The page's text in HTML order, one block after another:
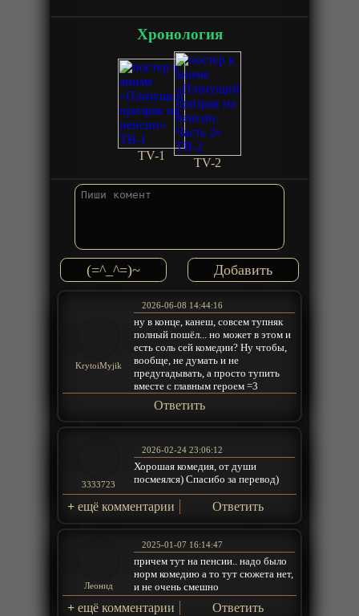
Хронология
TV-1
TV-2
(=^_^=)~
KrytoiMyjik
2026-06-08 14:44:16
ну в конце, канеш, совсем тупняк
полный пошёл... но может в этом и
есть соль сей комедии? Ну чтобы,
вообще, не думать и не
предугадывать, а просто тупить
вместе с главным героем =3
Ответить
3333723
2026-02-24 23:06:12
Хорошая комедия, от души
посмеялся) Спасибо за перевод)
+ ещё комментарии Ответить
Леонид
2025-01-07 16:14:47
причем тут на пенсии.. надо было
норм комедию а то тут сюжета нет,
и не очень смешно
+ ещё комментарии Ответить